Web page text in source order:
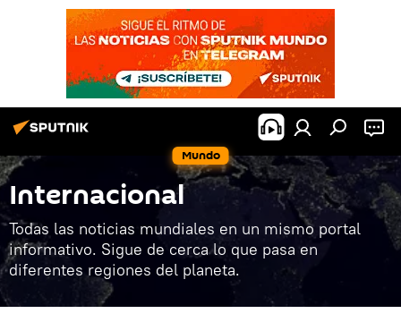
Mundo
Internacional
Todas las noticias mundiales en un mismo portal
informativo. Sigue de cerca lo que pasa en
diferentes regiones del planeta.